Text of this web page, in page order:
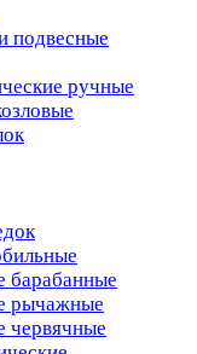
подвесные
ручные
барабанные
рычажные
червячные